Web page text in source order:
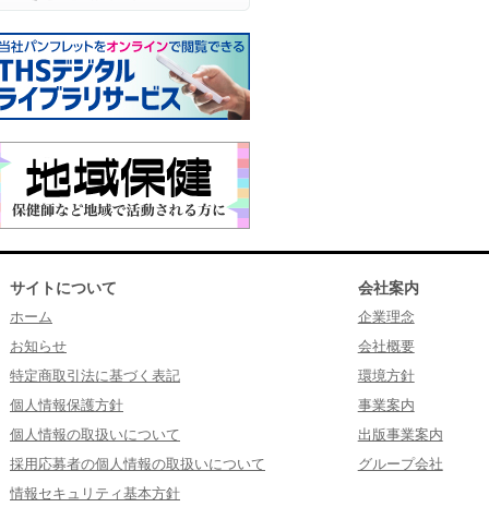
サイトについて
ホーム
お知らせ
特定商取引法に基づく表記
個人情報保護方針
個人情報の取扱いについて
採用応募者の個人情報の取扱いについて
情報セキュリティ基本方針
会社案内
企業理念
会社概要
環境方針
事業案内
出版事業案内
グループ会社